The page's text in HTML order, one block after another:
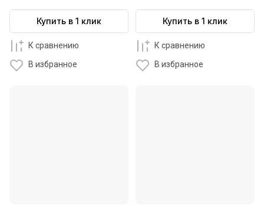
Купить в 1 клик
К сравнению
В избранное
Купить в 1 клик
К сравнению
В избранное